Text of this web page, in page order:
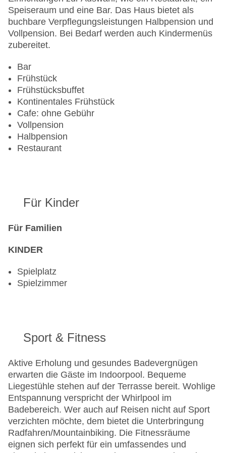
Anzahl der Konferenzräume: 9
Haustiere
Zimmerservice
Sonnenterrasse
Pools:Indoor Pool, Liegen am Pool
Zahlungsarten: American Express, Mastercard,
Visa
Landeskategorie: 4 Sterne
Speiseraum und eine Bar. Das Haus bietet als
buchbare Verpflegungsleistungen Halbpension und
Vollpension. Bei Bedarf werden auch Kindermenüs
zubereitet.
Bar
Frühstück
Frühstücksbuffet
Kontinentales Frühstück
Cafe: ohne Gebühr
Vollpension
Halbpension
Restaurant
Für Kinder
Für Familien
KINDER
Spielplatz
Spielzimmer
Sport & Fitness
Aktive Erholung und gesundes Badevergnügen
erwarten die Gäste im Indoorpool. Bequeme
Liegestühle stehen auf der Terrasse bereit. Wohlige
Entspannung verspricht der Whirlpool im
Badebereich. Wer auch auf Reisen nicht auf Sport
verzichten möchte, dem bietet die Unterbringung
Radfahren/Mountainbiking. Die Fitnessräume
eignen sich perfekt für ein umfassendes und